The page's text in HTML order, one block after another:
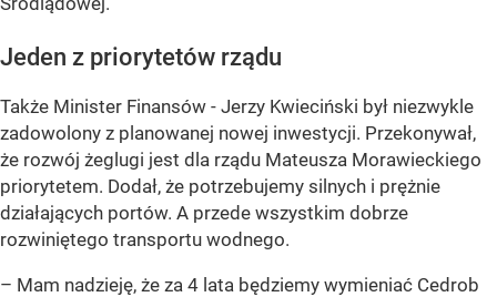
Jeden z priorytetów rządu
Także Minister Finansów - Jerzy Kwieciński był niezwykle
zadowolony z planowanej nowej inwestycji. Przekonywał,
że rozwój żeglugi jest dla rządu Mateusza Morawieckiego
priorytetem. Dodał, że potrzebujemy silnych i prężnie
działających portów. A przede wszystkim dobrze
rozwiniętego transportu wodnego.
– Mam nadzieję, że za 4 lata będziemy wymieniać Cedrob